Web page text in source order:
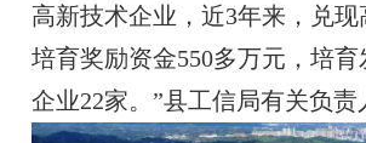
高新技术企业，近3年来，兑
培育奖励资金550多万元，培
企业22家。”县工信局有关负责